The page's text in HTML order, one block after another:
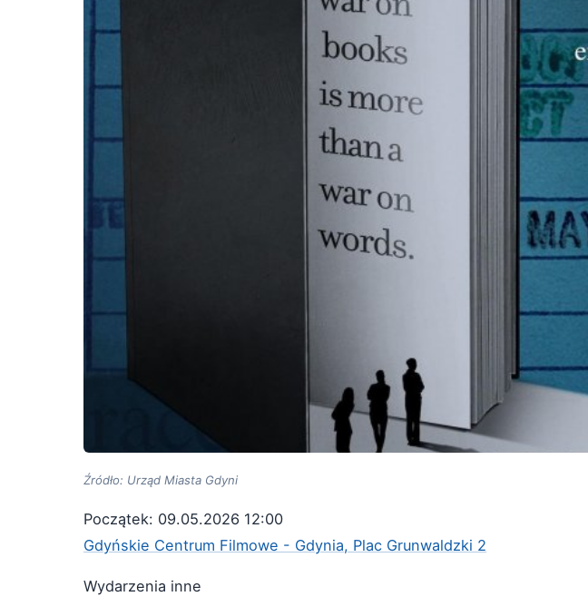
Źródło: Urząd Miasta Gdyni
Początek: 09.05.2026 12:00
Gdyńskie Centrum Filmowe - Gdynia, Plac Grunwaldzki 2
Wydarzenia inne